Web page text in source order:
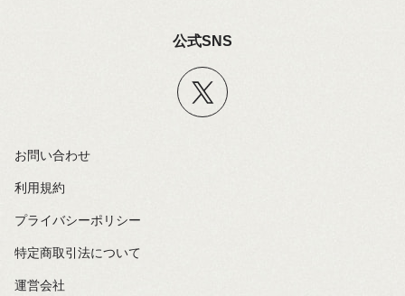
公式SNS
お問い合わせ
利用規約
プライバシーポリシー
特定商取引法について
運営会社